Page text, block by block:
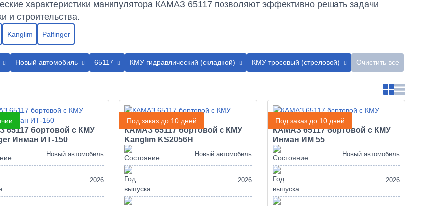
характеристики манипулятора КАМАЗ 65117 позволяют эффективно решать задачи
и строительства.
Kanglim Palfinger
Новый автомобиль 65117 КМУ гидравлический (складной) КМУ тросовый (стреловой) Очистить все
65117 бортовой с КМУ
Инман ИТ-150
Новый автомобиль
2026
Под заказ до 10 дней
КАМАЗ 65117 бортовой с КМУ
Kanglim KS2056H
Новый автомобиль
2026
Под заказ до 10 дней
КАМАЗ 65117 бортовой с КМУ
Инман ИМ 55
Новый автомобиль
2026